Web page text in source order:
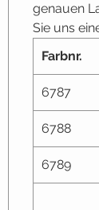
genauen
Sie uns
Farbnr.
6787
6788
6789